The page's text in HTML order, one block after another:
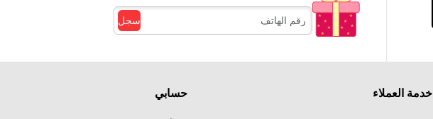
سجل
خدمة العملاء حسابي